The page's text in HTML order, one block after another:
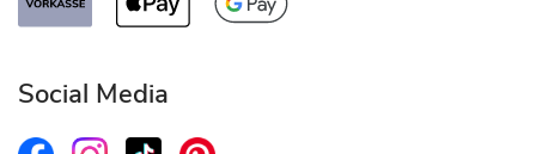
Social Media